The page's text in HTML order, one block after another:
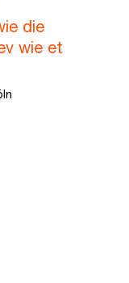
die
wie et